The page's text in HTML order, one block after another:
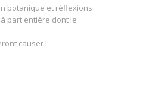
botanique et réflexions
part entière dont le
causer !